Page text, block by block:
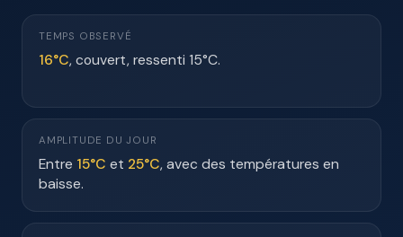
TEMPS OBSERVÉ
16°C, couvert, ressenti 15°C.
AMPLITUDE DU JOUR
Entre 15°C et 25°C, avec des températures en
baisse.